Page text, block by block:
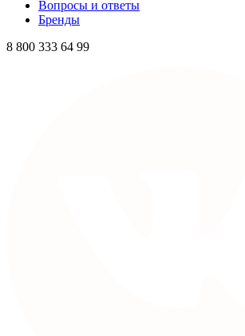
Вопросы и ответы
Бренды
8 800 333 64 99